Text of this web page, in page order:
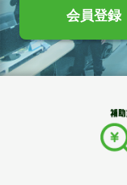
会員登録